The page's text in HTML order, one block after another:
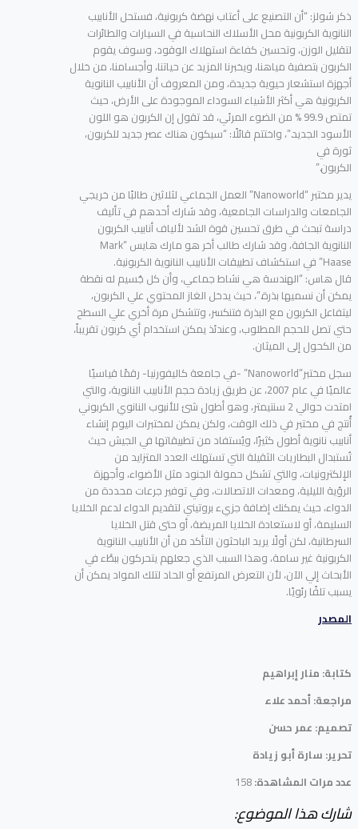
ذكر شولز: “أن التصنيع على أعتاب نهضة كربونية، فستحل الأنابيب
النانوية الكربونية محل الأسلاك النحاسية في السيارات والطائرات
لتقليل الوزن، وتحسين كفاءة استهلاك الوقود، وسوف يقوم
الكربون بتصفية مياهنا، ويخبرنا المزيد عن حياتنا، وأجسامنا، من خلال
أجهزة استشعار حيوية جديدة، ومن المعروف أن الأنابيب النانوية
الكربونية هي أكثر الأشياء السوداء الموجودة على الأرض، حيث
تمتص 99.9 % من الضوء المرئي، قد تقول إن الكربون هو اللون
الأسود الجديد.”، واختتم قائلًا: “سيكون هناك عصر جديد للكربون،
ثورة في
الكربون.”
يدير مختبر “Nanoworld” العمل الجماعي لثلاثين طالبًا من خريجي
الجامعات والدراسات الجامعية، وقد شارك أحدهم في تأليف
دراسة تبحث في طرق تحسين قوة الشد لألياف أنابيب الكربون
النانوية الجافة، وقد شارك طالب أخر هو مارك هايس “Mark
Haase” في استكشاف تطبيقات الأنابيب النانوية الكربونية.
قال هاس: “الهندسة هي نشاط جماعي، وأن كل جُسيم له نقطة
يمكن أن نسميها بذرة.”، حيث يدخل الغاز المحتوي علي الكربون،
ليتفاعل الكربون مع البذرة فتنكسر، وتتشكل مرة أخري علي السطح
حتي تصل للحجم المطلوب، وعندئذ يمكن استخدام أي كربون تقريباً،
من الكحول إلى الميثان.
سجل مختبر”Nanoworld” -في جامعة كاليفورنيا- رقمًا قياسيًا
عالميًا في عام 2007، عن طريق زيادة حجم الأنابيب النانوية، والتي
امتدت حوالي 2 سنتيمتر، وهو أطول شئ للأنبوب النانوي الكربوني
أُنتج في مختبر في ذلك الوقت، ولكن يمكن لمختبرات اليوم إنشاء
أنابيب نانوية أطول كثيرًا، ويُستفاد من تطبيقاتها في الجيش حيث
تُستبدال البطاريات الثقيلة التي تستهلك العدد المتزايد من
الإلكترونيات، والتي تشكل حمولة الجنود مثل الأضواء، وأجهزة
الرؤية الليلية، ومعدات الاتصالات، وفي توفير جرعات محددة من
الدواء، حيث يمكنك إضافة جزيء بروتيني لتقديم الدواء لدعم الخلايا
السليمة، أو لاستعادة الخلايا المريضة، أو حتى قتل الخلايا
السرطانية، لكن أولًا يريد الباحثون التأكد من أن الأنابيب النانوية
الكربونية غير سامة، وهذا السبب الذي جعلهم يتحركون ببطْء في
الأبحاث إلي الآن، لأن التعرض المرتفع أو الحاد لتلك المواد يمكن أن
يسبب تلفًا رئويًا.
المصدر
كتابة: منار إبراهيم
مراجعة: أحمد علاء
تصميم: عمر حسن
تحرير: سارة أبو زيادة
عدد مرات المشاهدة:158
شارك هذا الموضوع: